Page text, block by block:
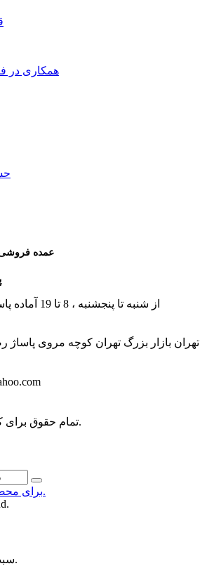
همکاری در
از شنبه تا پنجشنبه ، 8 تا 19 آماده پاسخگویی به شما هستیم
تهران بازار بزرگ تهران کوچه مروی پاساژ
تمام حقوق برای کفِ بازار محفوظ است.
برای محصولات بیشتر کلیک کنید.
سبد خرید شما خالی است.